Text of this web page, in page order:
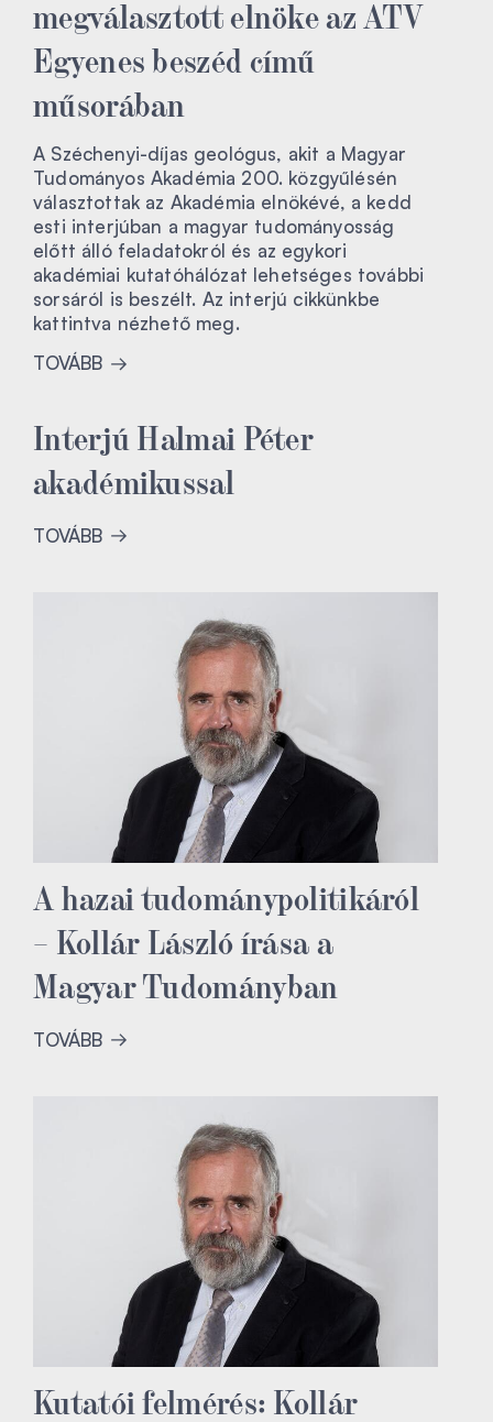
megválasztott elnöke az ATV
Egyenes beszéd című
műsorában
A Széchenyi-díjas geológus, akit a Magyar
Tudományos Akadémia 200. közgyűlésén
választottak az Akadémia elnökévé, a kedd
esti interjúban a magyar tudományosság
előtt álló feladatokról és az egykori
akadémiai kutatóhálózat lehetséges további
sorsáról is beszélt. Az interjú cikkünkbe
kattintva nézhető meg.
TOVÁBB
Interjú Halmai Péter
akadémikussal
TOVÁBB
A hazai tudománypolitikáról
– Kollár László írása a
Magyar Tudományban
TOVÁBB
Kutatói felmérés: Kollár